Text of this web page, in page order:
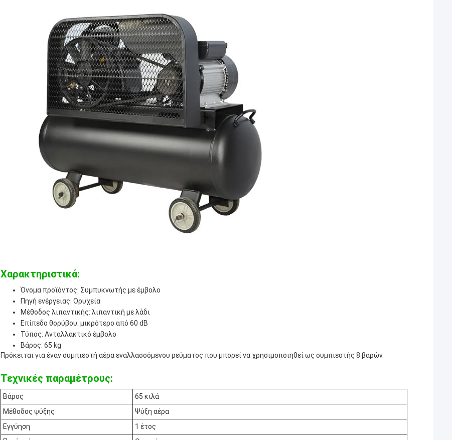
Χαρακτηριστικά:
Όνομα προϊόντος: Συμπυκνωτής με έμβολο
Πηγή ενέργειας: Ορυχεία
Μέθοδος λιπαντικής: λιπαντική με λάδι
Επίπεδο θορύβου: μικρότερο από 60 dB
Τύπος: Ανταλλακτικό έμβολο
Βάρος: 65 kg
Πρόκειται για έναν συμπιεστή αέρα εναλλασσόμενου ρεύματος που μπορεί να χρησιμοποιηθεί ως συμπιεστής 8 βαρών.
Τεχνικές παραμέτρους:
Βάρος
65 κιλά
Μέθοδος ψύξης
Ψύξη αέρα
Εγγύηση
1 έτος